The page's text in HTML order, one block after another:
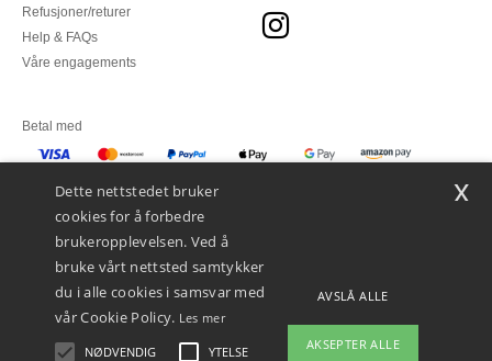
Refusjoner/returer
Help & FAQs
Våre engagements
Betal med
Dette nettstedet bruker
cookies for å forbedre
brukeropplevelsen. Ved å
bruke vårt nettsted samtykker
du i alle cookies i samsvar med
vår Cookie Policy. Les mer
NØDVENDIG YTELSE
AVSLÅ ALLE
AKSEPTER ALLE
x